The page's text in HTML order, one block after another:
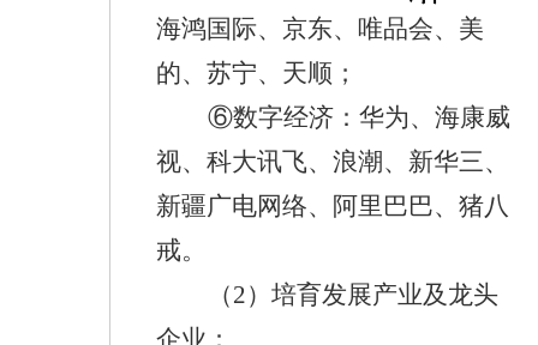
海鸿国际、京东、唯品会、美
的、苏宁、天顺；
⑥数字经济 ：华为、海康威
视、科大讯飞、浪潮、新华三、
新疆广电网络、阿里巴巴、猪八
戒。
（2）培育发展产业及龙头
企业：